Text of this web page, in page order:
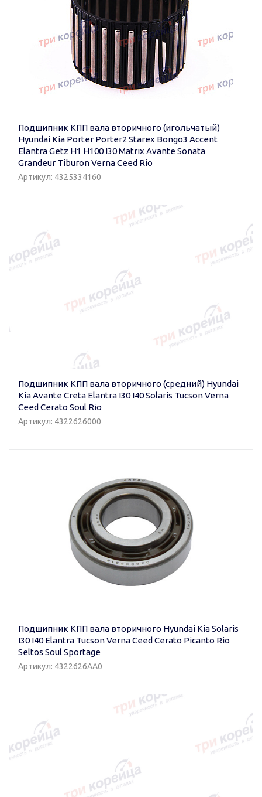
Подшипник КПП вала вторичного (игольчатый)
Hyundai Kia Porter Porter2 Starex Bongo3 Accent
Elantra Getz H1 H100 I30 Matrix Avante Sonata
Grandeur Tiburon Verna Ceed Rio
Артикул: 4325334160
Подшипник КПП вала вторичного (средний) Hyundai
Kia Avante Creta Elantra I30 I40 Solaris Tucson Verna
Ceed Cerato Soul Rio
Артикул: 4322626000
Подшипник КПП вала вторичного Hyundai Kia Solaris
I30 I40 Elantra Tucson Verna Ceed Cerato Picanto Rio
Seltos Soul Sportage
Артикул: 4322626AA0